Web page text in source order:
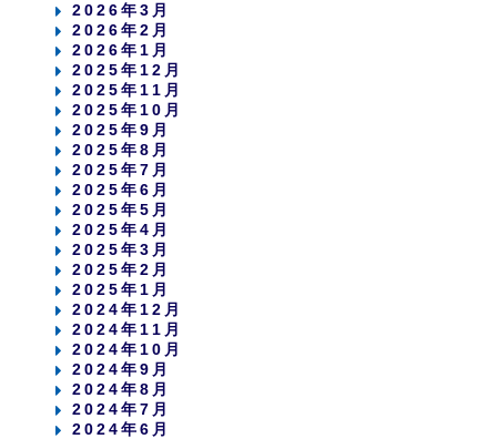
2026年3月
2026年2月
2026年1月
2025年12月
2025年11月
2025年10月
2025年9月
2025年8月
2025年7月
2025年6月
2025年5月
2025年4月
2025年3月
2025年2月
2025年1月
2024年12月
2024年11月
2024年10月
2024年9月
2024年8月
2024年7月
2024年6月